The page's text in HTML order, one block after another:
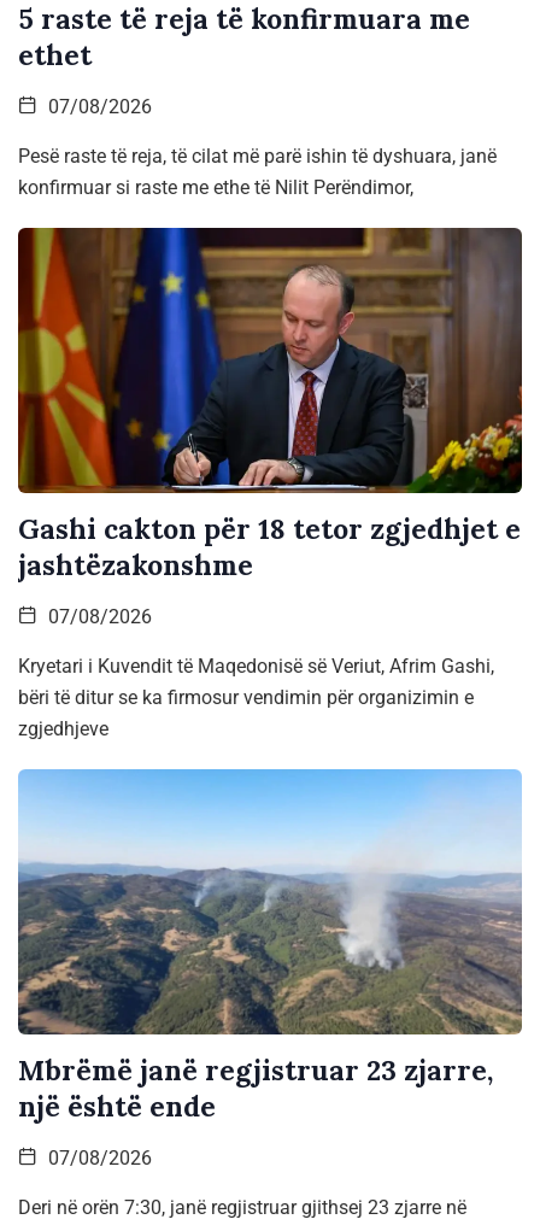
5 raste të reja të konfirmuara me
ethet
07/08/2026
Pesë raste të reja, të cilat më parë ishin të dyshuara, janë
konfirmuar si raste me ethe të Nilit Perëndimor,
Gashi cakton për 18 tetor zgjedhjet e
jashtëzakonshme
07/08/2026
Kryetari i Kuvendit të Maqedonisë së Veriut, Afrim Gashi,
bëri të ditur se ka firmosur vendimin për organizimin e
zgjedhjeve
Mbrëmë janë regjistruar 23 zjarre,
një është ende
07/08/2026
Deri në orën 7:30, janë regjistruar gjithsej 23 zjarre në